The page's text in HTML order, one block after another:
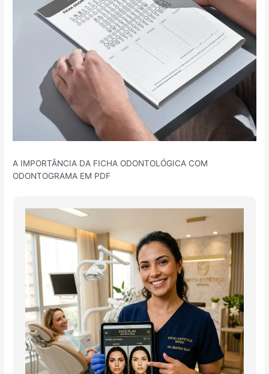
A IMPORTÂNCIA DA FICHA ODONTOLÓGICA COM
ODONTOGRAMA EM PDF